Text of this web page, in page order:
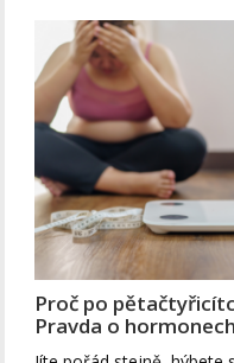
Proč po
Pravda o